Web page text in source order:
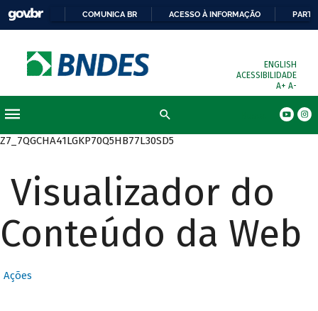
COMUNICA BR ACESSO À INFORMAÇÃO
ENGLISH
ACESSIBILIDADE
A+ A-
Z7_7QGCHA41LGKP70Q5HB77L30SD5
Visualizador do
Conteúdo da Web
Ações